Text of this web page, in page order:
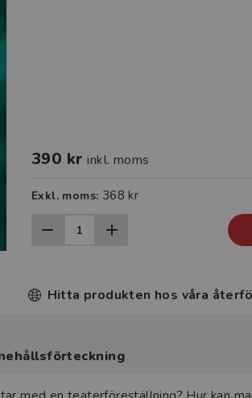
390 kr inkl. moms
Exkl. moms: 368 kr
Hitta produkten hos våra